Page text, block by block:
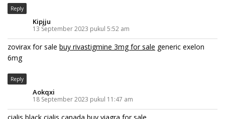
Reply
Kipjju
13 September 2023 pukul 5:52 am
zovirax for sale buy rivastigmine 3mg for sale generic exelon
6mg
Reply
Aokqxi
18 September 2023 pukul 11:47 am